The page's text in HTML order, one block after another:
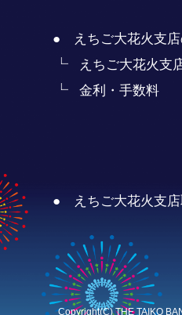
● えちご大花火支店
えちご大花火支
金利・手数料
● えちご大花火支店
Copyright(C) THE TAIKO